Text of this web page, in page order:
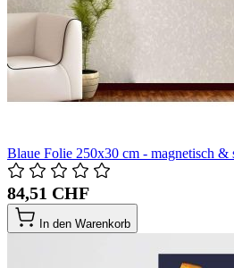
Blaue Folie 250x30 cm - magnetisch &
84,51 CHF
In den Warenkorb